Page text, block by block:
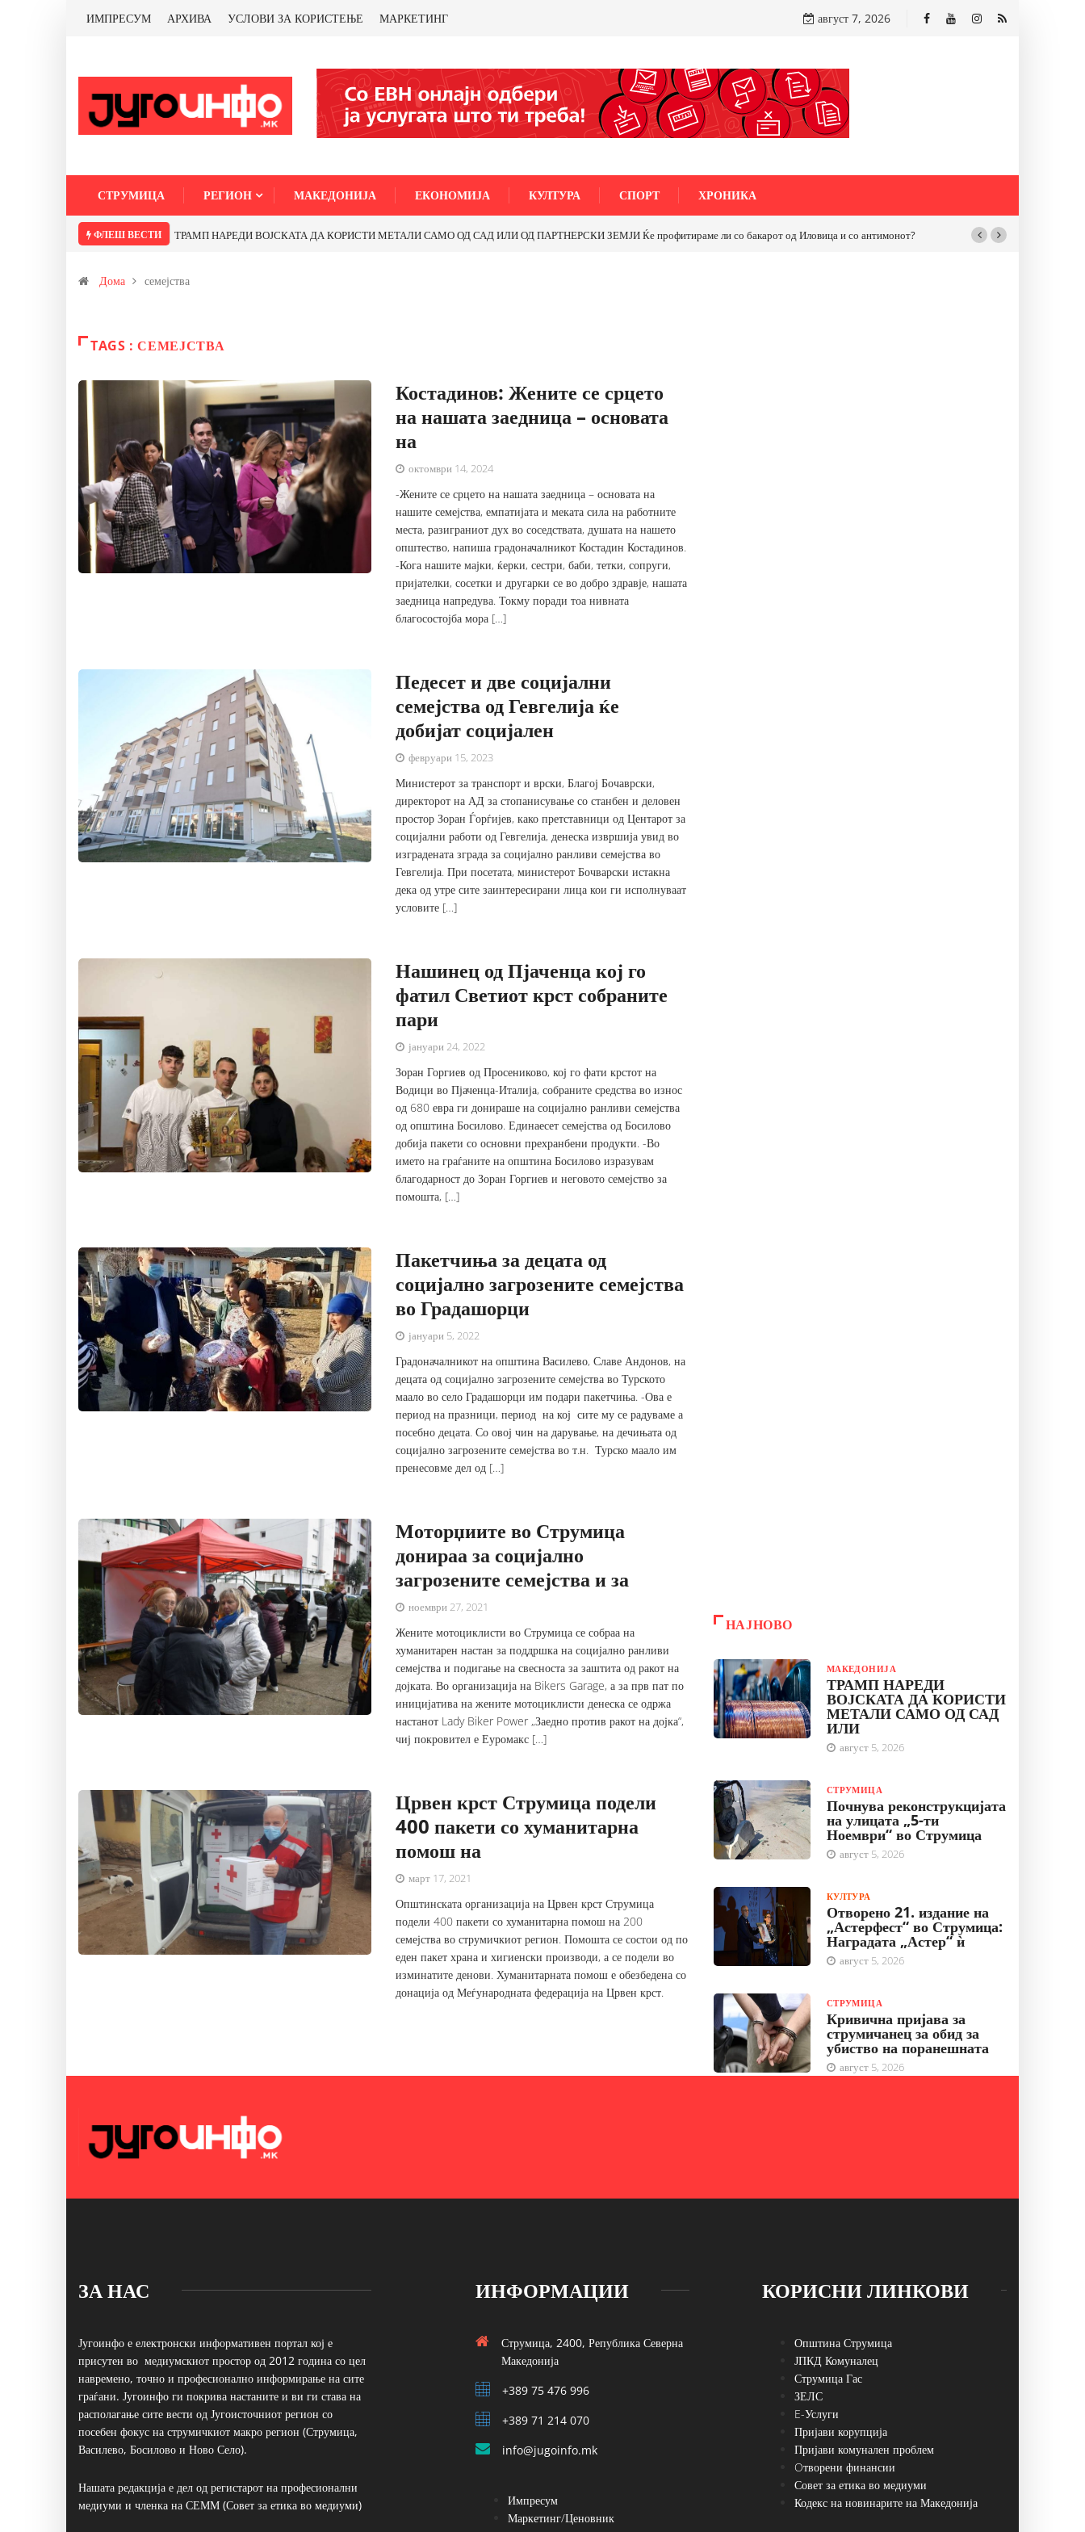
ИМПРЕСУМ АРХИВА УСЛОВИ ЗА КОРИСТЕЊЕ МАРКЕТИНГ август 7, 2026
СТРУМИЦА РЕГИОН МАКЕДОНИЈА ЕКОНОМИЈА КУЛТУРА СПОРТ ХРОНИКА
ФЛЕШ ВЕСТИ ТРАМП НАРЕДИ ВОЈСКАТА ДА КОРИСТИ МЕТАЛИ САМО ОД САД ИЛИ ОД ПАРТНЕРСКИ ЗЕМЈИ Ќе профитираме ли со бакарот од Иловица и со антимонот? Почнува реконструкцијата на
Дома семејства
TAGS : СЕМЕЈСТВА
Костадинов: Жените се срцето
на нашата заедница – основата
на
октомври 14, 2024
-Жените се срцето на нашата заедница – основата на
нашите семејства, емпатијата и меката сила на работните
места, разиграниот дух во соседствата, душата на нашето
општество, напиша градоначалникот Костадин Костадинов.
-Кога нашите мајки, ќерки, сестри, баби, тетки, сопруги,
пријателки, сосетки и другарки се во добро здравје, нашата
заедница напредува. Токму поради тоа нивната
благосостојба мора […]
Педесет и две социјални
семејства од Гевгелија ќе
добијат социјален
февруари 15, 2023
Министерот за транспорт и врски, Благој Бочаврски,
директорот на АД за стопанисување со станбен и деловен
простор Зоран Ѓорѓијев, како претставници од Центарот за
социјални работи од Гевгелија, денеска извршија увид во
изградената зграда за социјално ранливи семејства во
Гевгелија. При посетата, министерот Бочварски истакна
дека од утре сите заинтересирани лица кои ги исполнуваат
условите […]
Нашинец од Пјаченца кој го
фатил Светиот крст собраните
пари
јануари 24, 2022
Зоран Горгиев од Просениково, кој го фати крстот на
Водици во Пјаченца-Италија, собраните средства во износ
од 680 евра ги донираше на социјално ранливи семејства
од општина Босилово. Единаесет семејства од Босилово
добија пакети со основни прехранбени продукти. -Во
името на граѓаните на општина Босилово изразувам
благодарност до Зоран Горгиев и неговото семејство за
помошта, […]
Пакетчиња за децата од
социјално загрозените семејства
во Градашорци
јануари 5, 2022
Градоначалникот на општина Василево, Славе Андонов, на
децата од социјално загрозените семејства во Турското
маало во село Градашорци им подари пакетчиња. -Ова е
период на празници, период на кој сите му се радуваме а
посебно децата. Со овој чин на дарување, на дечињата од
социјално загрозените семејства во т.н. Турско маало им
пренесовме дел од […]
Моторџиите во Струмица
донираа за социјално
загрозените семејства и за
ноември 27, 2021
Жените мотоциклисти во Струмица се собраа на
хуманитарен настан за поддршка на социјално ранливи
семејства и подигање на свесноста за заштита од ракот на
дојката. Во организација на Bikers Garage, а за прв пат по
иницијатива на жените мотоциклисти денеска се одржа
настанот Lady Biker Power „Заедно против ракот на дојка“,
чиј покровител е Еуромакс […]
Црвен крст Струмица подели
400 пакети со хуманитарна
помош на
март 17, 2021
Општинската организација на Црвен крст Струмица
подели 400 пакети со хуманитарна помош на 200
семејства во струмичкиот регион. Помошта се состои од по
еден пакет храна и хигиенски производи, а се подели во
изминатите денови. Хуманитарната помош е обезбедена со
донација од Меѓународната федерација на Црвен крст.
НАЈНОВО
МАКЕДОНИЈА
ТРАМП НАРЕДИ
ВОЈСКАТА ДА КОРИСТИ
МЕТАЛИ САМО ОД САД
ИЛИ
август 5, 2026
СТРУМИЦА
Почнува реконструкцијата
на улицата „5-ти
Ноември“ во Струмица
август 5, 2026
КУЛТУРА
Отворено 21. издание на
„Астерфест“ во Струмица:
Наградата „Астер“ ѝ
август 5, 2026
СТРУМИЦА
Кривична пријава за
струмичанец за обид за
убиство на поранешната
август 5, 2026
ЗА НАС
Југоинфо е електронски информативен портал кој е
присутен во медиумскиот простор од 2012 година со цел
навремено, точно и професионално информирање на сите
граѓани. Југоинфо ги покрива настаните и ви ги става на
располагање сите вести од Југоисточниот регион со
посебен фокус на струмичкиот макро регион (Струмица,
Василево, Босилово и Ново Село).
Нашата редакција е дел од регистарот на професионални
медиуми и членка на СЕММ (Совет за етика во медиуми)
ИНФОРМАЦИИ
Струмица, 2400, Република Северна
Македонија
+389 75 476 996
+389 71 214 070
info@jugoinfo.mk
Импресум
Маркетинг/Ценовник
КОРИСНИ ЛИНКОВИ
Општина Струмица
ЈПКД Комуналец
Струмица Гас
ЗЕЛС
E-Услуги
Пријави корупција
Пријави комунален проблем
Oтворени финансии
Совет за етика во медиуми
Кодекс на новинарите на Македонија